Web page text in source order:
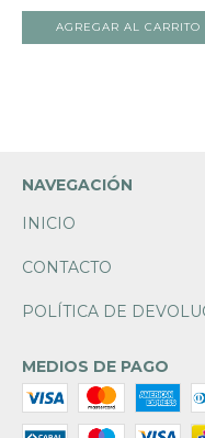
NAVEGACIÓN
INICIO
CONTACTO
POLÍTICA DE
MEDIOS DE PAGO